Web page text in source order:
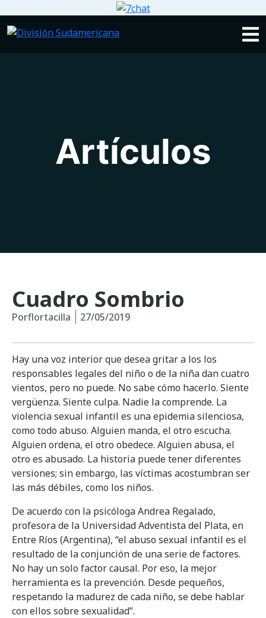
Artículos
Cuadro Sombrio
Porflortacilla 27/05/2019
Hay una voz interior que desea gritar a los los
responsables legales del niño o de la niña dan cuatro
vientos, pero no puede. No sabe cómo hacerlo. Siente
vergüenza. Siente culpa. Nadie la comprende. La
violencia sexual infantil es una epidemia silenciosa,
como todo abuso. Alguien manda, el otro escucha.
Alguien ordena, el otro obedece. Alguien abusa, el
otro es abusado. La historia puede tener diferentes
versiones; sin embargo, las víctimas acostumbran ser
las más débiles, como los niños.
De acuerdo con la psicóloga Andrea Regalado,
profesora de la Universidad Adventista del Plata, en
Entre Ríos (Argentina), “el abuso sexual infantil es el
resultado de la conjunción de una serie de factores.
No hay un solo factor causal. Por eso, la mejor
herramienta es la prevención. Desde pequeños,
respetando la madurez de cada niño, se debe hablar
con ellos sobre sexualidad”.